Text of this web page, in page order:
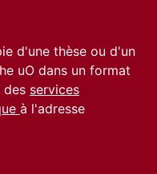
d'une thèse ou d'un
uO dans un format
des services
à l'adresse